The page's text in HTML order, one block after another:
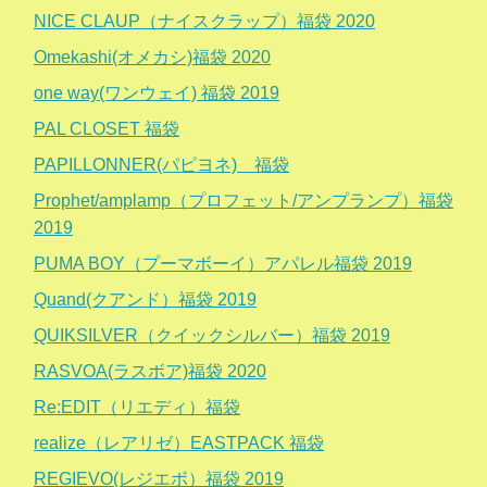
NICE CLAUP（ナイスクラップ）福袋 2020
Omekashi(オメカシ)福袋 2020
one way(ワンウェイ) 福袋 2019
PAL CLOSET 福袋
PAPILLONNER(パピヨネ) 福袋
Prophet/amplamp（プロフェット/アンプランプ）福袋
2019
PUMA BOY（プーマボーイ）アパレル福袋 2019
Quand(クアンド）福袋 2019
QUIKSILVER（クイックシルバー）福袋 2019
RASVOA(ラスボア)福袋 2020
Re:EDIT（リエディ）福袋
realize（レアリゼ）EASTPACK 福袋
REGIEVO(レジエボ）福袋 2019